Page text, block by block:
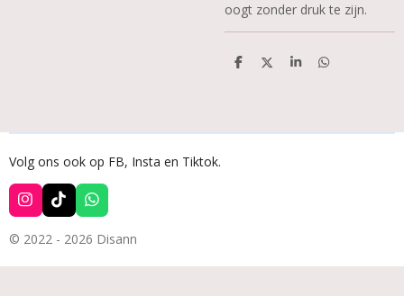
oogt zonder druk te zijn.
D
D
S
D
Volg ons ook op FB, Insta en Tiktok.
I
n
s
t
a
T
i
T
o
W
h
a
t
s
© 2022 - 2026 Disann